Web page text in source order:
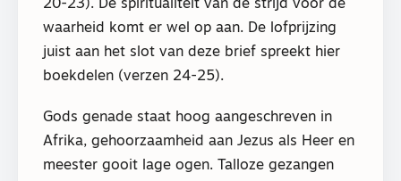
20-23). De spiritualiteit van de strijd voor de
waarheid komt er wel op aan. De lofprijzing
juist aan het slot van deze brief spreekt hier
boekdelen (verzen 24-25).
Gods genade staat hoog aangeschreven in
Afrika, gehoorzaamheid aan Jezus als Heer en
meester gooit lage ogen. Talloze gezangen